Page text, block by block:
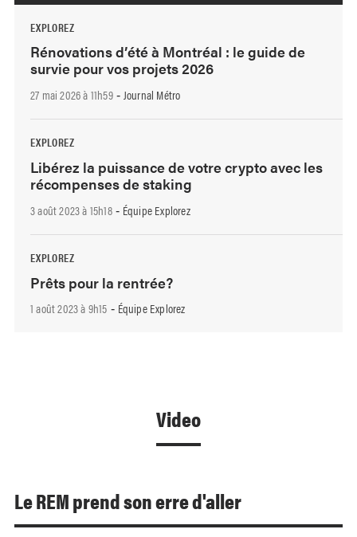
EXPLOREZ
Rénovations d’été à Montréal : le guide de
survie pour vos projets 2026
27 mai 2026 à 11h59- Journal Métro
EXPLOREZ
Libérez la puissance de votre crypto avec les
récompenses de staking
3 août 2023 à 15h18- Équipe Explorez
EXPLOREZ
Prêts pour la rentrée?
1 août 2023 à 9h15 - Équipe Explorez
Video
Le REM prend son erre d'aller